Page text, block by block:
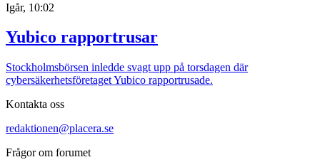
Igår, 10:02
Yubico rapportrusar
Stockholmsbörsen inledde svagt upp på torsdagen där
cybersäkerhetsföretaget Yubico rapportrusade.
Kontakta oss
redaktionen@placera.se
Frågor om forumet